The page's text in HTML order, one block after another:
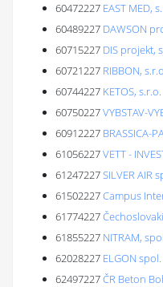
60472227 EAST MED,
60489227 DAWSON
60715227 DIS projekt,
60721227 RIBBON,
60744227 KETOS, s.r.o.
60750227VYBSTAV-
60912227 BRASSICA-
61056227VETT -
61247227SILVER AIR
61502227Campus
61774227
61855227 NITRAM,
62028227 ELGON
62497227ČR Beton